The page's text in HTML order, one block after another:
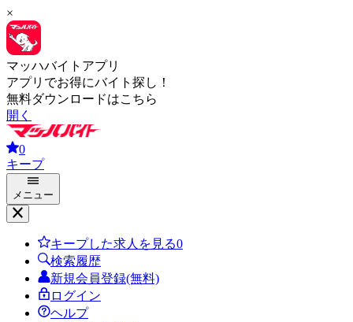
×
マッハバイトアプリ
アプリでお得にバイト探し！
無料ダウンロードはこちら
開く
0
キープ
メニュー
キープした求人を見る0
検索履歴
新規会員登録(無料)
ログイン
ヘルプ